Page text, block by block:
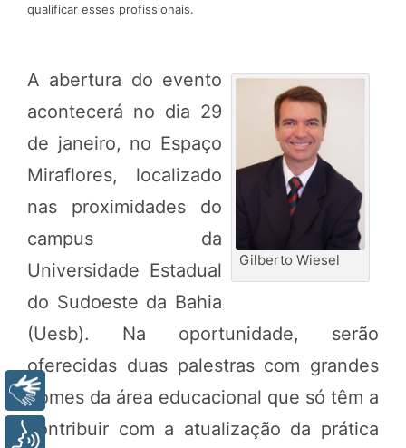
qualificar esses profissionais.
Gilberto Wiesel
A abertura do evento
acontecerá no dia 29
de janeiro, no Espaço
Miraflores, localizado
nas proximidades do
campus da
Universidade Estadual
do Sudoeste da Bahia
(Uesb). Na oportunidade, serão
oferecidas duas palestras com grandes
nomes da área educacional que só têm a
contribuir com a atualização da prática
Libras
Voz